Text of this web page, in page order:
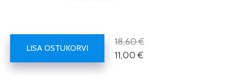
LISA OSTUKORVI
18,60 €
11,00 €